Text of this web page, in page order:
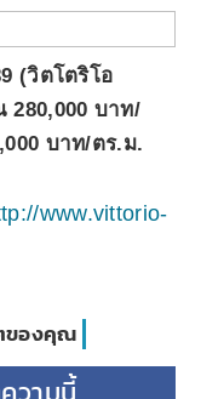
(วิตโตริโอ
280,000 บาท/
บาท/ตร.ม.
www.vittorio-
ของคุณ